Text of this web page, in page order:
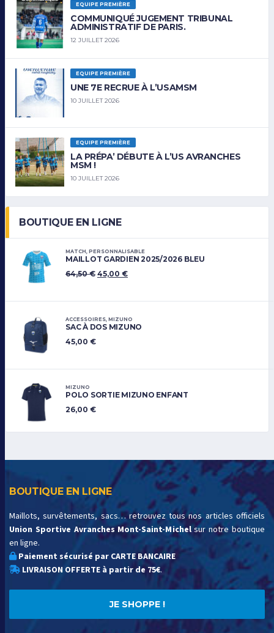
EQUIPE PREMIÈRE
COMMUNIQUÉ JUGEMENT TRIBUNAL
ADMINISTRATIF DE PARIS.
12 JUILLET 2026
EQUIPE PREMIÈRE
UNE 7E RECRUE À L’USAMSM
10 JUILLET 2026
EQUIPE PREMIÈRE
LA PRÉPA’ DÉBUTE À L’US AVRANCHES
MSM !
10 JUILLET 2026
BOUTIQUE EN LIGNE
MATCH PERSONNALISABLE
MAILLOT GARDIEN 2025/2026 BLEU
64,50€ 45,00 €
ACCESSOIRES MIZUNO
SAC À DOS MIZUNO
45,00 €
MIZUNO
POLO SORTIE MIZUNO ENFANT
26,00 €
BOUTIQUE EN LIGNE
Maillots, survêtements, sacs… retrouvez tous nos articles officiels
Union Sportive Avranches Mont-Saint-Michelsur notre boutique
en ligne.
Paiement sécurisé par CARTE BANCAIRE
LIVRAISON OFFERTE à partir de 75€.
JE SHOPPE !